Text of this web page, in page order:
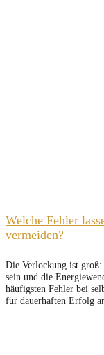
Welche Fehler
vermeiden?
Die Verlockung ist groß:
sein und die
häufigsten Fehler bei
für dauerhaften Erfolg